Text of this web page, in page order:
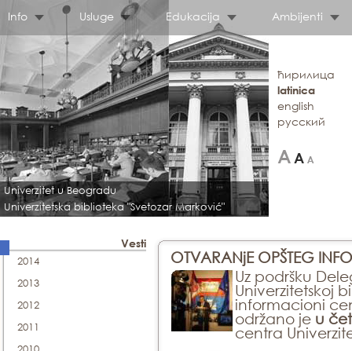
Info Usluge Edukacija Ambijenti
Univerzitet u Beogradu
Univerzitetska biblioteka "Svetozar Marković"
ћирилица
latinica
english
русский
Vesti
2014
2013
2012
2011
OTVARANjE OPŠTEG
Uz podršku
Univerzitetskoj
informacioni
održano je u
centra